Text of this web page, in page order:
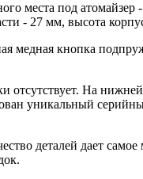
места под атомайзер
- 27 мм, высота
медная кнопка
отсутствует. На
уникальный
деталей дает